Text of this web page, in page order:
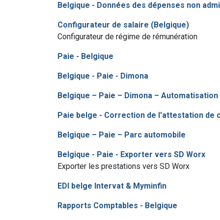
Belgique - Données des dépenses non
Configurateur de salaire (Belgique)
Configurateur de régime de rémunération
Paie - Belgique
Belgique - Paie - Dimona
Belgique – Paie – Dimona – Automatisation
Paie belge - Correction de l'attestation de
Belgique – Paie – Parc automobile
Belgique - Paie - Exporter vers SD Worx
Exporter les prestations vers SD Worx
EDI belge Intervat & Myminfin
Rapports Comptables - Belgique